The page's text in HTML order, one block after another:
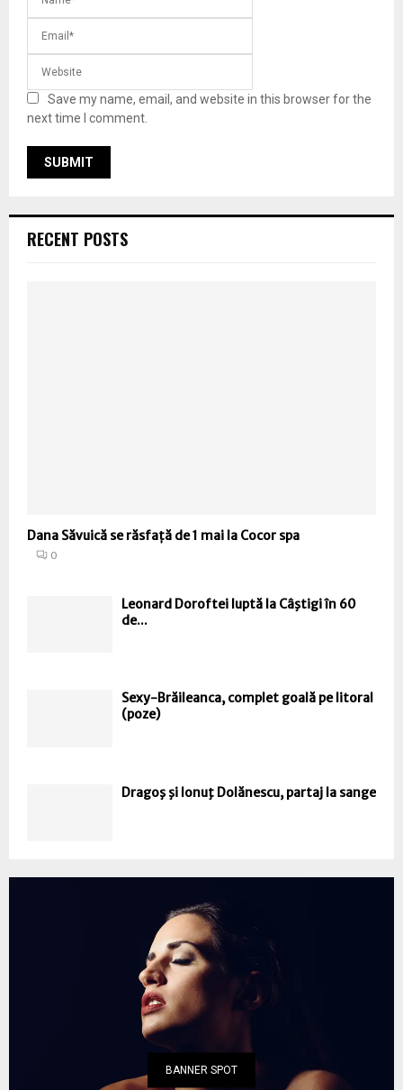
Save my name, email, and website in this browser for the
next time I comment.
RECENT POSTS
Dana Săvuică se răsfață de 1 mai la Cocor spa
0
Leonard Doroftei luptă la Câştigi în 60
de...
Sexy-Brăileanca, complet goală pe litoral
(poze)
Dragoş şi Ionuţ Dolănescu, partaj la sange
BANNER SPOT